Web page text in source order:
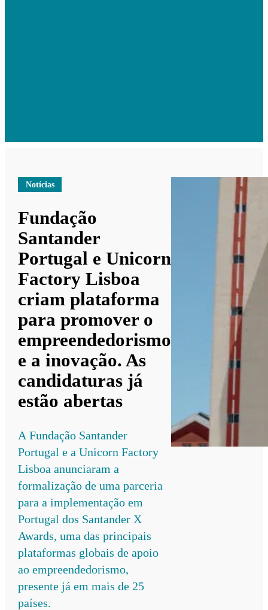
Notícias
Fundação
Santander
Portugal e Unicorn
Factory Lisboa
criam plataforma
para promover o
empreendedorismo
e a inovação. As
candidaturas já
estão abertas
A Fundação Santander
Portugal e a Unicorn Factory
Lisboa anunciaram a
formalização de uma parceria
para a implementação em
Portugal dos Santander X
Awards, uma das principais
plataformas globais de apoio
ao empreendedorismo,
presente já em mais de 25
países.